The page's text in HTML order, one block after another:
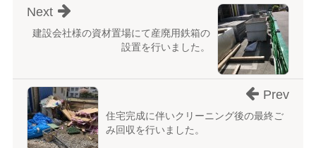
建設会社様の資材置場にて産廃用鉄箱の
設置を行いました。
Next
住宅完成に伴いクリーニング後の最終ご
み回収を行いました。
Prev